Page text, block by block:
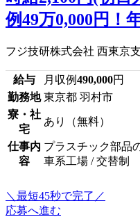
例49万0,000円！
フジ技研株式会社 西東京
給与 月収例490,000円
勤務地 東京都 羽村市
寮・社
宅
あり（無料）
仕事内
容
プラスチック部品
車系工場 / 交替制
＼最短45秒で完了／
応募へ進む